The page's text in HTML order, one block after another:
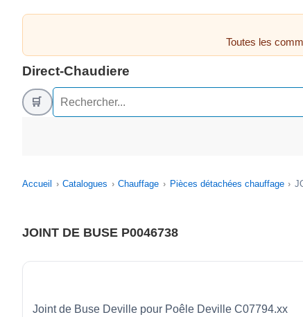
Toutes les
Direct-Chaudiere
🛒
Accueil Catalogues Chauffage Pièces détachées chauffage
JOINT DE BUSE P0046738
Joint de Buse Deville pour Poêle Deville C07794.xx